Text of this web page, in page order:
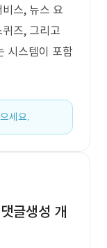
스, 뉴스 요
즈, 그리고
시스템이 포함
세요.
글생성 개